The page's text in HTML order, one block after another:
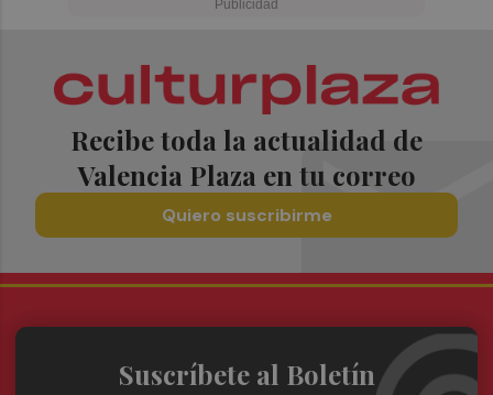
Recibe toda la actualidad de
Valencia Plaza en tu correo
Quiero suscribirme
Suscríbete al Boletín